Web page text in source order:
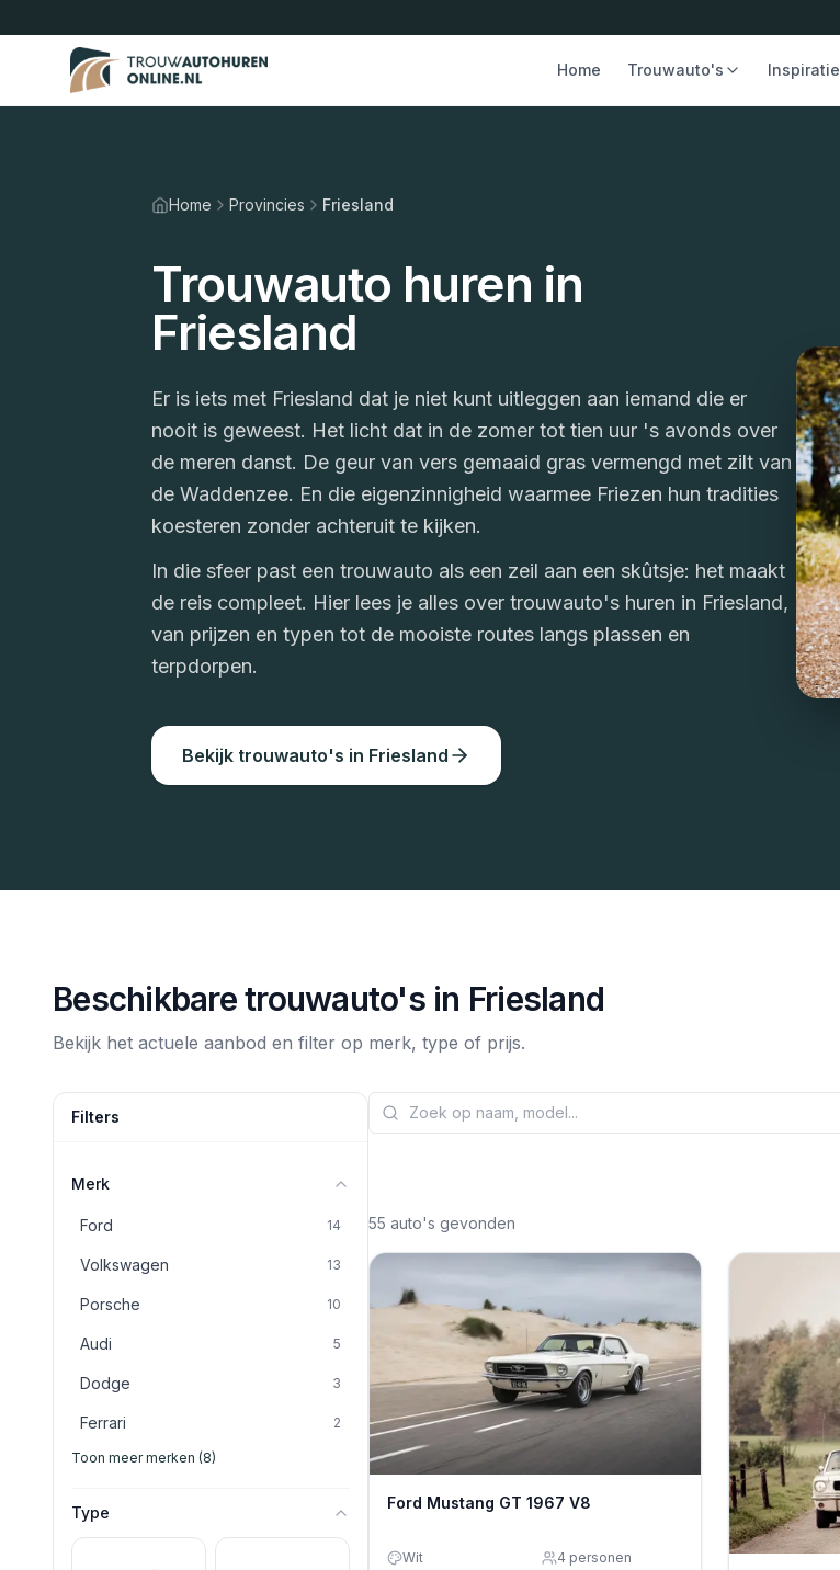
Home Trouwauto's Inspiratie
Home Provincies Friesland
Trouwauto huren in
Friesland
Er is iets met Friesland dat je niet kunt uitleggen aan iemand die er
nooit is geweest. Het licht dat in de zomer tot tien uur 's avonds over
de meren danst. De geur van vers gemaaid gras vermengd met zilt van
de Waddenzee. En die eigenzinnigheid waarmee Friezen hun tradities
koesteren zonder achteruit te kijken.
In die sfeer past een trouwauto als een zeil aan een skûtsje: het maakt
de reis compleet. Hier lees je alles over trouwauto's huren in Friesland,
van prijzen en typen tot de mooiste routes langs plassen en
terpdorpen.
Bekijk trouwauto's in Friesland
Beschikbare trouwauto's in Friesland
Bekijk het actuele aanbod en filter op merk, type of prijs.
Filters
Merk
Ford 14
Volkswagen 13
Porsche 10
Audi 5
Dodge 3
Ferrari 2
Toon meer merken (8)
Type
55 auto's gevonden
Ford Mustang GT 1967 V8
Wit 4 personen